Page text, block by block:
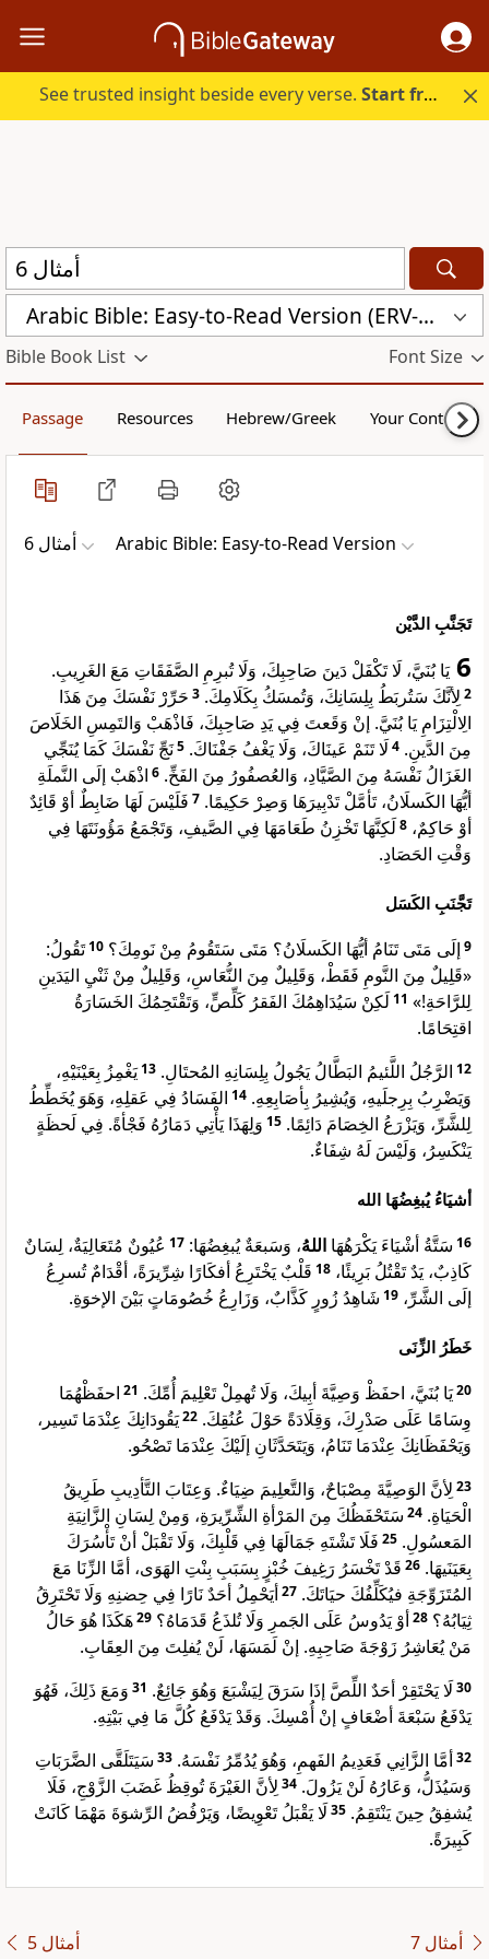
See trusted insight beside every verse.Start free.
Arabic Bible: Easy-to-Read Version (ERV-AR)
Bible Book List Font Size
Passage Resources Hebrew/Greek Your Content
ﺃﻣﺜﺎﻝ 6 Arabic Bible: Easy-to-Read Version
تَجَنَّبِ الدَّيْن
6 يَا بُنَيَّ، لَا تَكْفَلْ دَينَ صَاحِبِكَ، وَلَا تُبرِمِ الصَّفَقَاتِ مَعَ الغَرِيبِ.
2 لِأنَّكَ سَتُربَطُ بِلِسَانِكَ، وَتُمسَكُ بِكَلَامِكَ. 3 حَرِّرْ نَفْسَكَ مِنَ هَذَا
الِالْتِزَامِ يَا بُنَيَّ. إنْ وَقَعتَ فِي يَدِ صَاحِبِكَ، فَاذْهَبْ وَالتَمِسِ الخَلَاصَ
مِنَ الدَّينِ. 4 لَا تَنَمْ عَينَاكَ، وَلَا يَغْفُ جَفْنَاكَ. 5نَجِّ نَفْسَكَ كَمَا يُنَجِّي
الغَزَالُ نَفْسَهُ مِنَ الصَّيَّادِ، وَالعُصفُورُ مِنَ الفَخِّ. 6 اذْهَبْ إلَى النَّملَةِ
أيُّهَا الكَسلَانُ، تَأمَّلْ تَدْبِيرَهَا وَصِرْ حَكِيمًا. 7 فَلَيْسَ لَهَا ضَابِطٌ أوْ قَائِدٌ
أوْ حَاكِمٌ، 8 لَكِنَّهَا تَخْزِنُ طَعَامَهَا فِي الصَّيفِ، وَتَجْمَعُ مَؤُونَتَهَا فِي
وَقْتِ الحَصَادِ.
تَجَّنَبِ الكَسَل
9 إلَى مَتَى تَنَامُ أيُّهَا الكَسلَانُ؟ مَتَى سَتَقُومُ مِنْ نَومِكَ؟ 10تَقُولُ:
«قَلِيلٌ مِنَ النَّومِ فَقَطْ، وَقَلِيلٌ مِنَ النُّعَاسِ، وَقَلِيلٌ مِنْ ثَنْيِ اليَدَينِ
لِلرَّاحَةِ!» 11 لَكِنْ سَيُدَاهِمُكَ الفَقرُ كَلِّصٍّ، وَتَقْتَحِمُكَ الخَسَارَةُ
اقتِحَامًا.
12 الرَّجُلُ اللَّئيمُ البَطَّالُ يَجُولُ بِلِسَانِهِ المُحتَالِ. 13يَغْمِزُ بِعَيْنَيْهِ،
وَيَضْرِبُ بِرِجلَيهِ، وَيُشِيرُ بِأصَابِعِهِ. 14 الفَسَادُ فِي عَقلِهِ، وَهَوَ يُخَطِّطُ
لِلشَّرِّ، وَيَزْرَعُ الخِصَامَ دَائِمًا. 15 وَلِهَذَا يَأْتِي دَمَارُهُ فَجْأةً. فِي لَحظَةٍ
يَنْكَسِرُ، وَلَيْسَ لَهُ شِفَاءٌ.
أشيَاءُ يُبغِضُهَا الله
16 سَتَّةُ أشْيَاءَ يَكْرَهُهَا اللهُ، وَسَبعَةٌ يُبغِضُهَا: 17 عُيُونٌ مُتَعَالِيَةٌ، لِسَانٌ
كَاذِبٌ، يَدٌ تَقْتُلُ بَرِيئًا، 18 قَلْبٌ يَخْتَرِعُ أفكَارًا شِرِّيرَةً، أقْدَامٌ تُسرِعُ
إلَى الشَّرِّ، 19 شَاهِدُ زُورٍ كَذَّابٌ، وَزَارِعُ خُصُومَاتٍ بَيْنَ الإخوَةِ.
خَطَرُ الزِّنَى
20يَا بُنَيَّ، احفَظْ وَصِيَّةَ أبِيكَ، وَلَا تُهمِلْ تَعْلِيمَ أُمِّكَ. 21 احفَظْهُمَا
وِسَامًا عَلَى صَدْرِكَ، وَقِلَادَةً حَوْلَ عُنُقِكَ. 22يَقُودَانِكَ عِنْدَمَا تَسِير،
وَيَحْفَظَانِكَ عِنْدَمَا تَنَامُ، وَيَتَحَدَّثَانِ إلَيْكَ عِنْدَمَا تَصْحُو.
23 لِأنَّ الوَصِيَّةَ مِصْبَاحٌ، وَالتَّعلِيمَ ضِيَاءٌ. وَعِتَابَ التَّأدِيبِ طَرِيقُ
الْحَيَاةِ. 24 سَتَحْفَظُكَ مِنَ المَرْأةِ الشِّرِّيرَةِ، وَمِنْ لِسَانِ الزَّانِيَةِ
المَعسُولِ. 25 فَلَا تَشْتَهِ جَمَالَهَا فِي قَلْبِكَ، وَلَا تَقْبَلْ أنْ تَأْسُرَكَ
بِعَيَنَيهَا. 26 قَدْ تَخْسَرُ رَغِيفَ خُبْزٍ بِسَبَبِ بِنْتِ الهَوَى، أمَّا الزِّنَا مَعَ
المُتَزَوِّجَةِ فيُكَلِّفُكَ حيَاتَكَ. 27أيَحْمِلُ أحَدٌ نَارًا فِي حِضنِهِ وَلَا تَحْتَرِقُ
ثِيَابُهُ؟ 28أوْ يَدُوسُ عَلَى الجَمرِ وَلَا تُلذَعُ قَدَمَاهُ؟ 29هَكَذَا هُوَ حَالُ
مَنْ يُعَاشِرُ زَوْجَةَ صَاحِبِهِ. إنْ لَمَسَهَا، لَنْ يُفلِتَ مِنَ العِقَابِ.
30 لَا يَحْتَقِرْ أحَدٌ اللِّصَّ إذَا سَرَقَ لِيَشْبَعَ وَهُوَ جَائِعٌ. 31 وَمَعَ ذَلِكَ، فَهُوَ
يَدْفَعُ سَبْعَةَ أضْعَافٍ إنْ أُمْسِكَ. وَقَدْ يَدْفَعُ كُلَّ مَا فِي بَيْتِهِ.
32أمَّا الزَّانِي فَعَدِيمُ الفَهمِ، وَهُوَ يُدُمِّرُ نَفْسَهُ. 33 سَيَتَلَقَّى الضَّرَبَاتِ
وَسَيُذَلُّ، وَعَارُهُ لَنْ يَزُولَ. 34 لِأنَّ الغَيْرَةَ تُوقِظُ غَضَبَ الزَّوْجِ، فَلَا
يُشفِقُ حِينَ يَنْتَقِمُ. 35 لَا يَقْبَلُ تَعْوِيضًا، وَيَرْفُضُ الرِّشوَةَ مَهْمَا كَانَتْ
كَبِيرَةً.
ﺃﻣﺜﺎﻝ 5 ﺃﻣﺜﺎﻝ 7